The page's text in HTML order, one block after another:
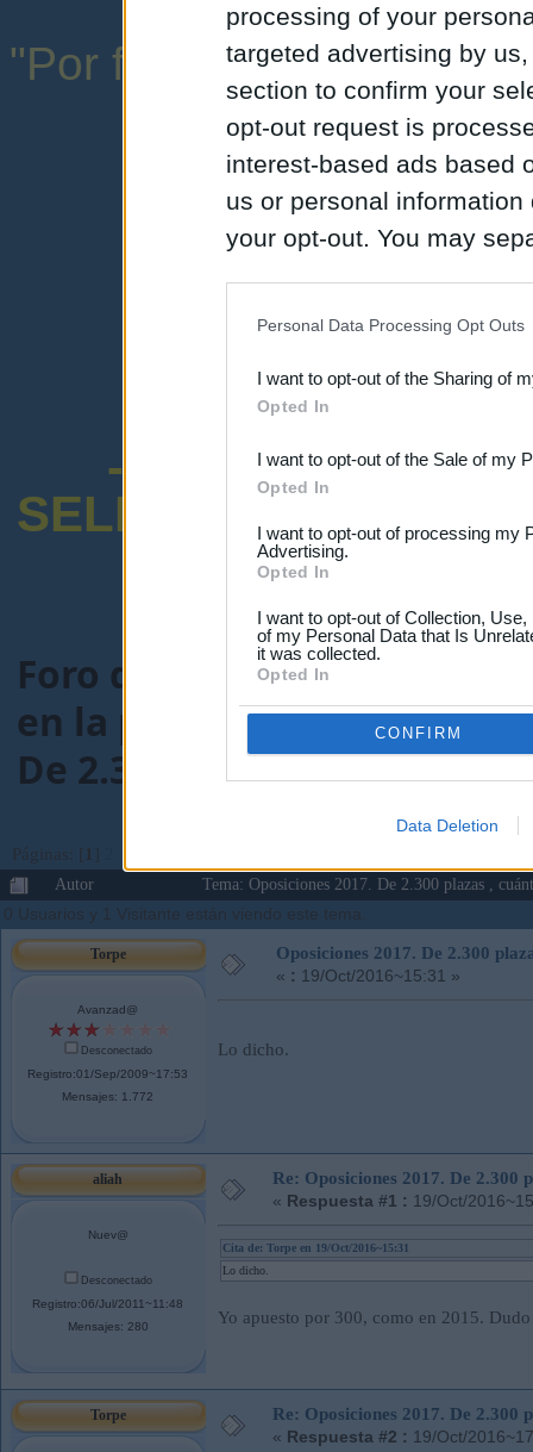
processing of your
targeted advertising by
section to confirm your
opt-out request is
interest-based ads based
us or personal
your opt-out. You may
Downstream Participants
third parties.
Personal Data Processing Opt Outs
I want to opt-out of the Sharing of
Opted In
I want to opt-out of the Sale of my
Opted In
I want to opt-out of processing my
Advertising.
Opted In
I want to opt-out of Collection,
of my Personal Data that Is
it was collected.
Opted In
CONFIRM
Data Deletion
"Por favor, no abuse de
una expresión
-ENCUESTA
SELECTIVO
Foro de Maestros25
en la preparación de
De 2.300 plazas , cuántas
Páginas: [ 1
Autor
Tema: Oposiciones 2017. De 2.300 plazas ,
0 Usuarios y 1 Visitante están viendo este tema.
Torpe
Avanzad@
Desconectado
Registro:01/Sep/2009~17:53
Mensajes: 1.772
Oposiciones 2017. De 2.300
« : 19/Oct/2016~15:31 »
Lo dicho.
aliah
Nuev@
Desconectado
Registro:06/Jul/2011~11:48
Mensajes: 280
Re: Oposiciones 2017. De 2.300
« Respuesta #1 : 19/Oct/
Cita de: Torpe en 19/Oct/2016~15:31
Lo dicho.
Yo apuesto por 300, como en 2015.
Torpe Re: Oposiciones 2017. De 2.300
« Respuesta #2 : 19/Oct/